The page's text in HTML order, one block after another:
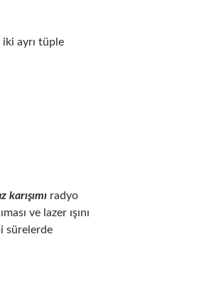
ayrı tüple
karışımı radyo
ve lazer ışını
sürelerde